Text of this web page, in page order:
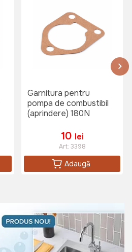
Garnitura pentru
pompa de combustibil
(aprindere) 180N
10 lei
Art: 3398
Adaugă